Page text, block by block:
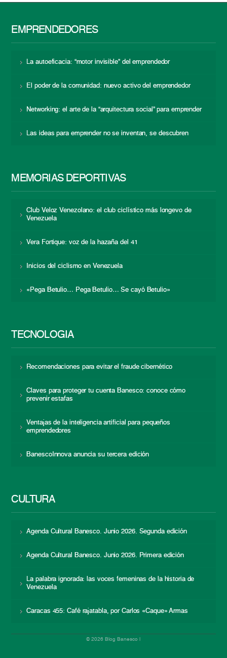
EMPRENDEDORES
La autoeficacia: “motor invisible” del emprendedor
El poder de la comunidad: nuevo activo del emprendedor
Networking: el arte de la “arquitectura social” para emprender
Las ideas para emprender no se inventan, se descubren
MEMORIAS DEPORTIVAS
Club Veloz Venezolano: el club ciclístico más longevo de
Venezuela
Vera Fortique: voz de la hazaña del 41
Inicios del ciclismo en Venezuela
«Pega Betulio… Pega Betulio… Se cayó Betulio»
TECNOLOGÍA
Recomendaciones para evitar el fraude cibernético
Claves para proteger tu cuenta Banesco: conoce cómo
prevenir estafas
Ventajas de la inteligencia artificial para pequeños
emprendedores
BanescoInnova anuncia su tercera edición
CULTURA
Agenda Cultural Banesco. Junio 2026. Segunda edición
Agenda Cultural Banesco. Junio 2026. Primera edición
La palabra ignorada: las voces femeninas de la historia de
Venezuela
Caracas 455: Café rajatabla, por Carlos «Caque» Armas
© 2026 Blog Banesco |